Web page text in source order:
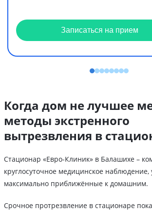
Записаться на прием
Когда дом не лучшее
методы экстренного
вытрезвления в
Стационар «Евро-Клиник» в Балашихе –
круглосуточное медицинское наблюдение,
максимально приближённые к домашним.
Срочное протрезвление в стационаре